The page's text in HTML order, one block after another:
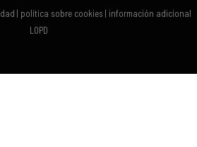
| política sobre cookies | información adicional
LOPD